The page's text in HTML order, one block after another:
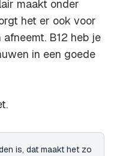
maakt onder
het er ook voor
B12 heb je
in een goede
is, dat maakt het zo